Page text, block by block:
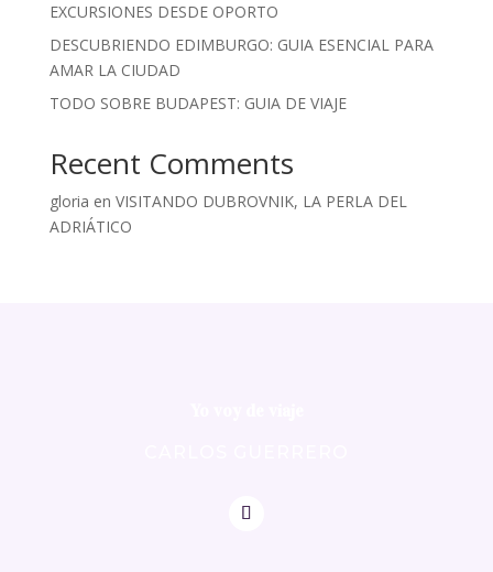
EXCURSIONES DESDE OPORTO
DESCUBRIENDO EDIMBURGO: GUIA ESENCIAL PARA
AMAR LA CIUDAD
TODO SOBRE BUDAPEST: GUIA DE VIAJE
Recent Comments
gloria en VISITANDO DUBROVNIK, LA PERLA DEL
ADRIÁTICO